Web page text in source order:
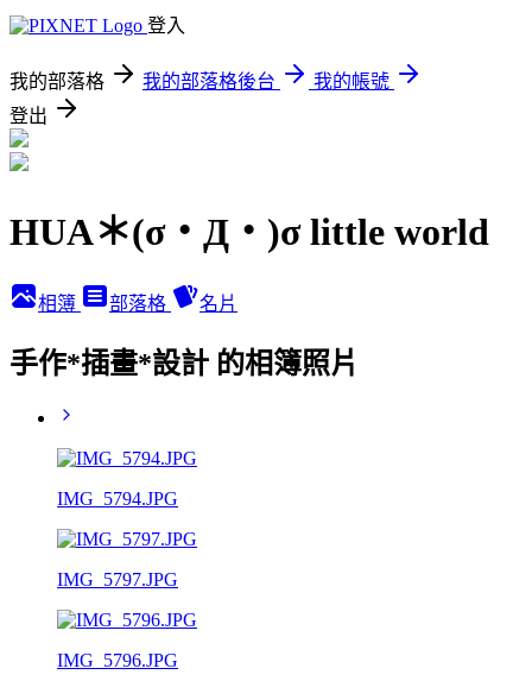
登入
我的部落格 我的部落格後台
我的帳號
登出
HUA＊(σ・Д・)σ little world
相簿 部落格 名片
手作*插畫*設計 的相簿照片
IMG_5794.JPG
IMG_5797.JPG
IMG_5796.JPG